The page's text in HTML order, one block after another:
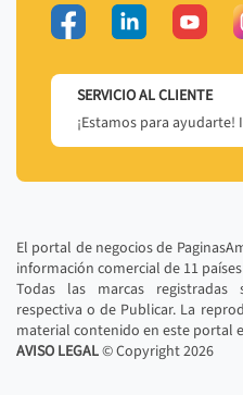
SERVICIO AL CLIENTE
¡Estamos para ayudarte!
El portal de negocios de
información comercial de 11
Todas las marcas
respectiva o de Publicar. La
material contenido en este portal
AVISO LEGAL© Copyright2026